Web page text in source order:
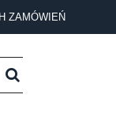
ZAMÓWIEŃ